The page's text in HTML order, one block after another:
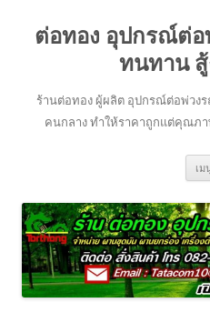
เนื้อหา
ต่อทอง อุปกรณ์ต่อ
ทนทาน
ร้านต่อทอง ผู้ผลิต อุปกรณ์ต่อพ่วง
คนกลาง ทำให้ราคาถูกแต่คุณภา
เม